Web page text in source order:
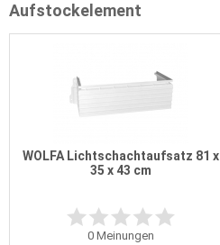
Aufstockelement
WOLFA Lichtschachtaufsatz 81 x
35 x 43 cm
0Meinungen